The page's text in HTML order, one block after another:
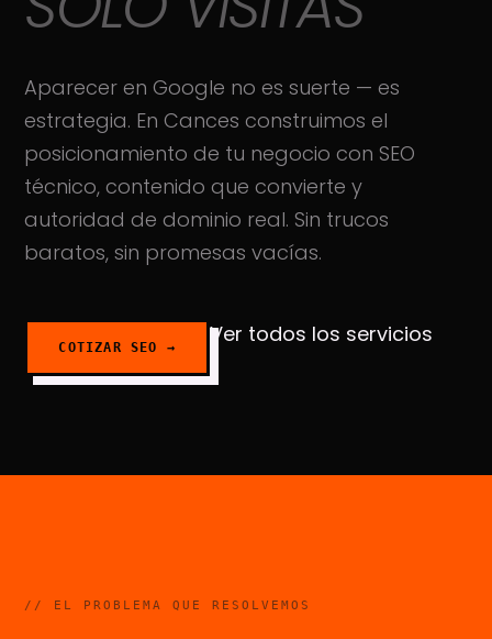
EMAIL MARKETING
VER TODOS ↓
LA NOTICIA
06SERPION
07CAPACITACIÓN
APRENDE
08AGENDAR REUNIÓN
09
AUDITORÍA SEO
Aparecer en Google no es suerte — es
estrategia. En Cances construimos el
posicionamiento de tu negocio con SEO
técnico, contenido que convierte y
autoridad de dominio real. Sin trucos
baratos, sin promesas vacías.
COTIZAR SEO → Ver todos los servicios
// EL PROBLEMA QUE RESOLVEMOS